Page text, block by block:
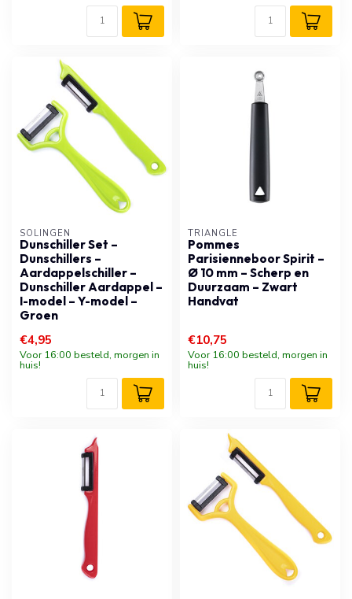
SOLINGEN
Dunschiller Set –
Dunschillers –
Aardappelschiller –
Dunschiller Aardappel –
I-model – Y-model –
Groen
€4,95
Voor 16:00 besteld, morgen in
huis!
TRIANGLE
Pommes
Parisienneboor Spirit –
Ø 10 mm – Scherp en
Duurzaam – Zwart
Handvat
€10,75
Voor 16:00 besteld, morgen in
huis!